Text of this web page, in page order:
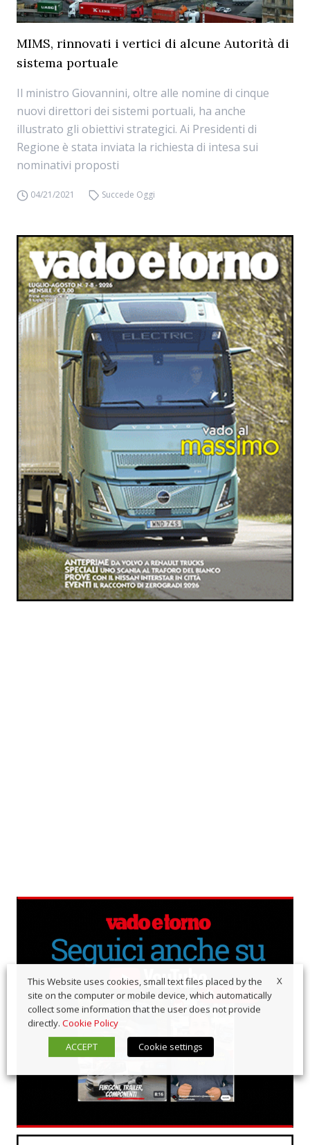
MIMS, rinnovati i vertici di alcune Autorità di
sistema portuale
Il ministro Giovannini, oltre alle nomine di cinque
nuovi direttori dei sistemi portuali, ha anche
illustrato gli obiettivi strategici. Ai Presidenti di
Regione è stata inviata la richiesta di intesa sui
nominativi proposti
04/21/2021 Succede Oggi
X
This Website uses cookies, small text files placed by the
site on the computer or mobile device, which automatically
collect some information that the user does not provide
directly. Cookie Policy
ACCEPT
Cookie settings